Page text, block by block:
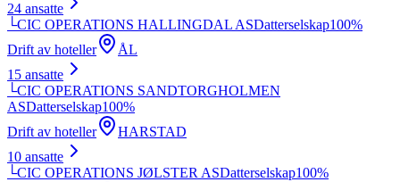
24 ansatte
└CIC OPERATIONS HALLINGDAL ASDatterselskap100%
Drift av hoteller
ÅL
15 ansatte
└CIC OPERATIONS SANDTORGHOLMEN
ASDatterselskap100%
Drift av hoteller
HARSTAD
10 ansatte
└CIC OPERATIONS JØLSTER ASDatterselskap100%